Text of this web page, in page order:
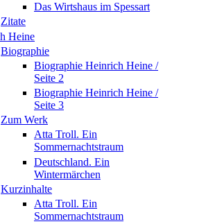
Das Wirtshaus im Spessart
Zitate
Heine
Biographie
Biographie Heinrich Heine /
Seite 2
Biographie Heinrich Heine /
Seite 3
Zum Werk
Atta Troll. Ein
Sommernachtstraum
Deutschland. Ein
Wintermärchen
Kurzinhalte
Atta Troll. Ein
Sommernachtstraum